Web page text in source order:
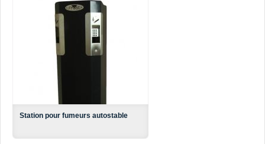
Station pour fumeurs autostable